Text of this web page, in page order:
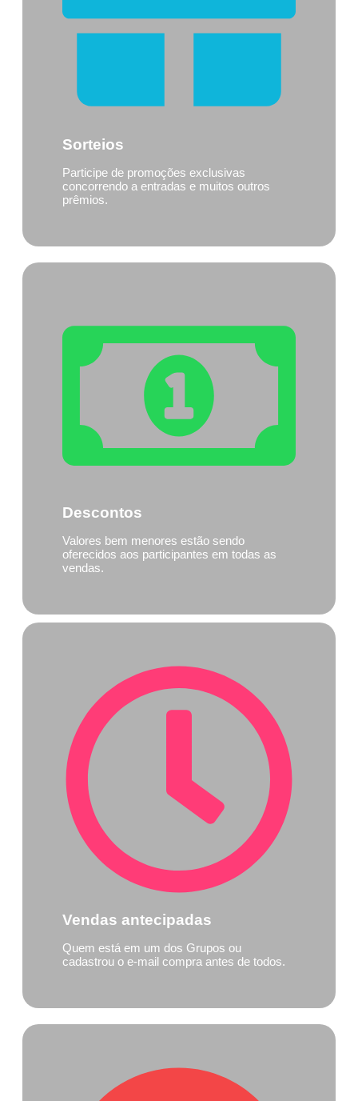
Sorteios
Participe de promoções exclusivas
concorrendo a entradas e muitos outros
prêmios.
Descontos
Valores bem menores estão sendo
oferecidos aos participantes em todas as
vendas.
Vendas antecipadas
Quem está em um dos Grupos ou
cadastrou o e-mail compra antes de todos.